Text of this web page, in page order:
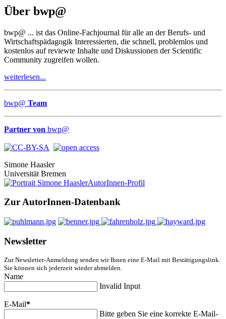
Über bwp@
bwp@ ... ist das Online-Fachjournal für alle an der Berufs- und
Wirtschaftspädagogik Interessierten, die schnell, problemlos und
kostenlos auf reviewte Inhalte und Diskussionen der Scientific
Community zugreifen wollen.
weiterlesen...
bwp@ Team
Partner von bwp@
Simone Haasler
Universität Bremen
AutorInnen-Profil
Zur AutorInnen-Datenbank
Newsletter
Zur Newsletter-Anmeldung senden wir Ihnen eine E-Mail mit Bestätigungslink.
Sie können sich jederzeit wieder abmelden.
Name
Invalid Input
E-Mail*
Bitte geben Sie eine korrekte E-Mail-